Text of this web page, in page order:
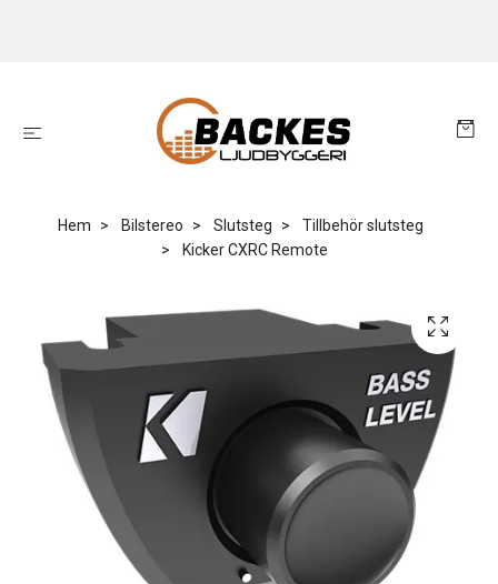
Hem Bilstereo Slutsteg
Tillbehör slutsteg
Kicker CXRC Remote